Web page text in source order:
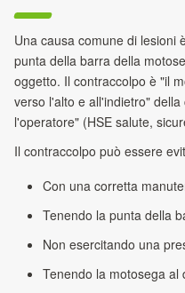
Una causa comune di lesioni
punta della barra della
oggetto. Il contraccolpo è "il
verso l'alto e all'indietro"
l'operatore" (HSE salute,
Il contraccolpo può essere
Con una corretta
Tenendo la punta della
Non esercitando una
Tenendo la motosega